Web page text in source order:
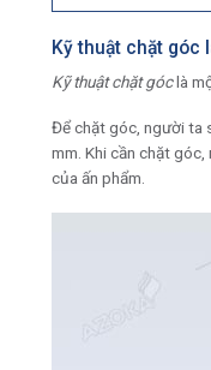
Kỹ thuật chặt góc
Kỹ thuật chặt góclà
Để chặt góc, người ta
mm. Khi cần chặt
của ấn phẩm.